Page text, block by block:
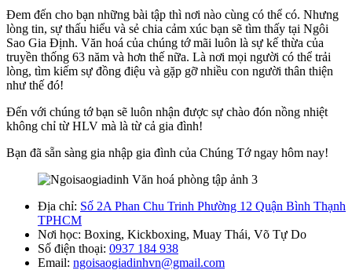
Đem đến cho bạn những bài tập thì nơi nào cùng có thể có. Nhưng
lòng tin, sự thấu hiểu và sẻ chia cảm xúc bạn sẽ tìm thấy tại Ngôi
Sao Gia Định. Văn hoá của chúng tớ mãi luôn là sự kế thừa của
truyền thống 63 năm và hơn thế nữa. Là nơi mọi người có thể trải
lòng, tìm kiếm sự đồng điệu và gặp gỡ nhiều con người thân thiện
như thế đó!
Đến với chúng tớ bạn sẽ luôn nhận được sự chào đón nồng nhiệt
không chỉ từ HLV mà là từ cả gia đình!
Bạn đã sẵn sàng gia nhập gia đình của Chúng Tớ ngay hôm nay!
Địa chỉ: Số 2A Phan Chu Trinh Phường 12 Quận Bình Thạnh
TPHCM
Nơi học: Boxing, Kickboxing, Muay Thái, Võ Tự Do
Số điện thoại: 0937 184 938
Email: ngoisaogiadinhvn@gmail.com